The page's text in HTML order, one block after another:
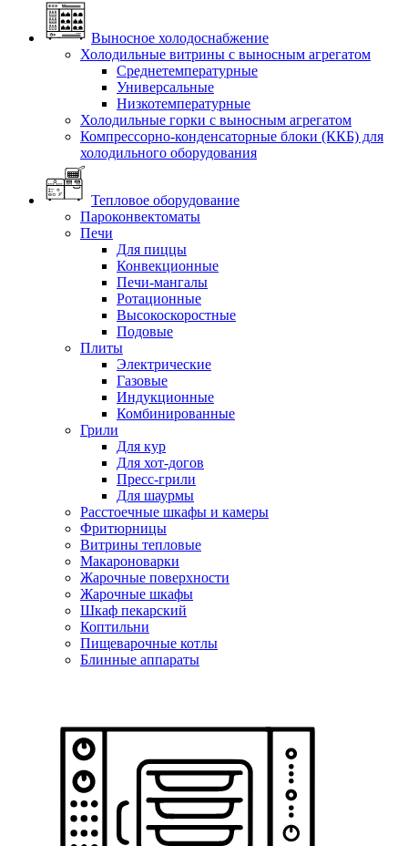
Выносное холодоснабжение
Холодильные витрины с выносным агрегатом
Среднетемпературные
Универсальные
Низкотемпературные
Холодильные горки с выносным агрегатом
Компрессорно-конденсаторные блоки (ККБ) для
холодильного оборудования
Тепловое оборудование
Пароконвектоматы
Печи
Для пиццы
Конвекционные
Печи-мангалы
Ротационные
Высокоскоростные
Подовые
Плиты
Электрические
Газовые
Индукционные
Комбинированные
Грили
Для кур
Для хот-догов
Пресс-грили
Для шаурмы
Расстоечные шкафы и камеры
Фритюрницы
Витрины тепловые
Макароноварки
Жарочные поверхности
Жарочные шкафы
Шкаф пекарский
Коптильни
Пищеварочные котлы
Блинные аппараты